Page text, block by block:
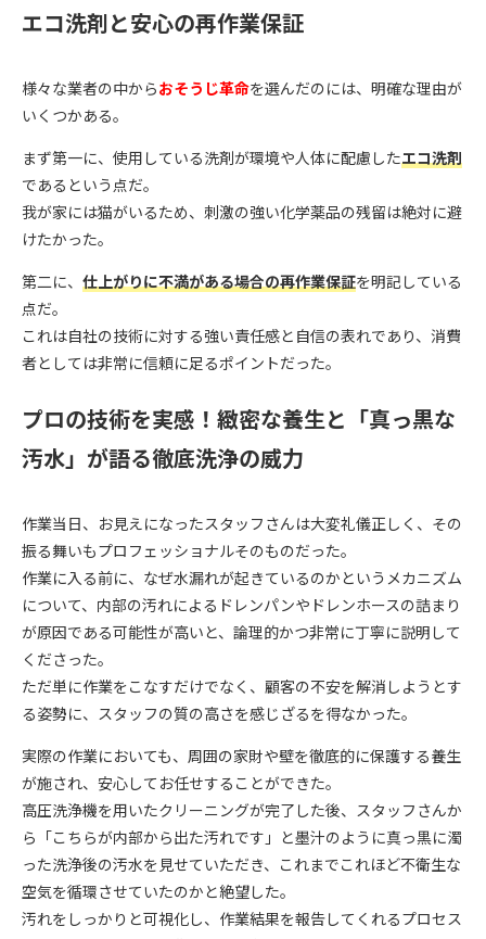
エコ洗剤と安心の再作業保証
様々な業者の中からおそうじ革命を選んだのには、明確な理由が
いくつかある。
まず第一に、使用している洗剤が環境や人体に配慮したエコ洗剤
であるという点だ。
我が家には猫がいるため、刺激の強い化学薬品の残留は絶対に避
けたかった。
第二に、 仕上がりに不満がある場合の再作業保証を明記している
点だ。
これは自社の技術に対する強い責任感と自信の表れであり、消費
者としては非常に信頼に足るポイントだった。
プロの技術を実感！緻密な養生と「真っ黒な
汚水」が語る徹底洗浄の威力
作業当日、お見えになったスタッフさんは大変礼儀正しく、その
振る舞いもプロフェッショナルそのものだった。
作業に入る前に、なぜ水漏れが起きているのかというメカニズム
について、内部の汚れによるドレンパンやドレンホースの詰まり
が原因である可能性が高いと、論理的かつ非常に丁寧に説明して
くださった。
ただ単に作業をこなすだけでなく、顧客の不安を解消しようとす
る姿勢に、スタッフの質の高さを感じざるを得なかった。
実際の作業においても、周囲の家財や壁を徹底的に保護する養生
が施され、安心してお任せすることができた。
高圧洗浄機を用いたクリーニングが完了した後、スタッフさんか
ら「こちらが内部から出た汚れです」と墨汁のように真っ黒に濁
った洗浄後の汚水を見せていただき、これまでこれほど不衛生な
空気を循環させていたのかと絶望した。
汚れをしっかりと可視化し、作業結果を報告してくれるプロセス